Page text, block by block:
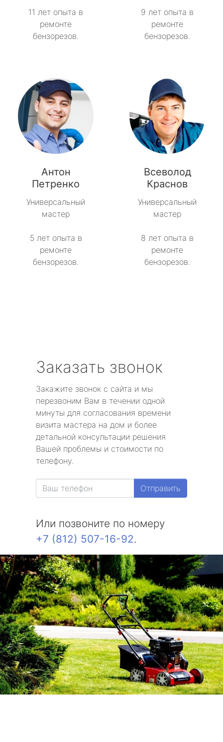
11 лет опыта в
ремонте
бензорезов.
9 лет опыта в
ремонте
бензорезов.
Антон
Петренко
Универсальный
мастер
5 лет опыта в
ремонте
бензорезов.
Всеволод
Краснов
Универсальный
мастер
8 лет опыта в
ремонте
бензорезов.
Заказать звонок
Закажите звонок с сайта и мы
перезвоним Вам в течении одной
минуты для согласования времени
визита мастера на дом и более
детальной консультации решения
Вашей проблемы и стоимости по
телефону.
Отправить
Или позвоните по номеру
+7 (812) 507-16-92.